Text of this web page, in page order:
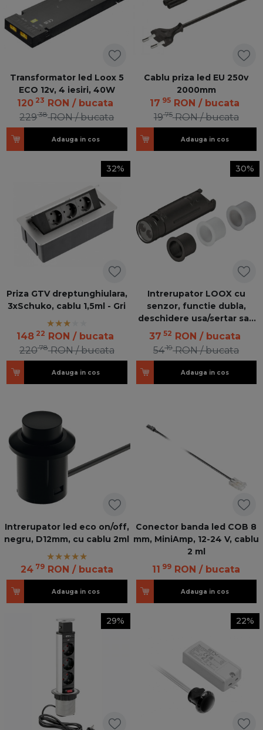
Transformator led Loox 5
ECO 12v, 4 iesiri, 40W
120 23 RON / bucata
22938 RON / bucata
Adauga in cos
Cablu priza led EU 250v
2000mm
17 95 RON / bucata
1975 RON / bucata
Adauga in cos
32%
Priza GTV dreptunghiulara,
3xSchuko, cablu 1,5ml - Gri
148 22 RON / bucata
22078 RON / bucata
Adauga in cos
30%
Intrerupator LOOX cu
senzor, functie dubla,
deschidere usa/sertar sau
pornit-oprit si reglarea
intensitatii luminii
37 52 RON / bucata
5419 RON / bucata
Adauga in cos
Intrerupator led eco on/off,
negru, D12mm, cu cablu 2ml
24 79 RON / bucata
Adauga in cos
Conector banda led COB 8
mm, MiniAmp, 12-24 V, cablu
2 ml
11 99 RON / bucata
Adauga in cos
29% 22%